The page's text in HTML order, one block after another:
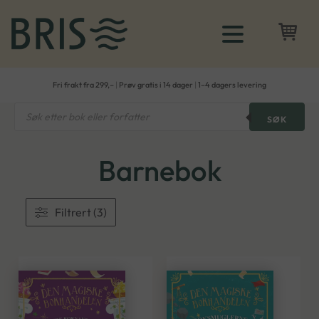
Fri frakt fra 299,– Prøv gratis i 14 dager 1–4 dagers levering
Products
SØK
Barnebok
Filtrert (3)